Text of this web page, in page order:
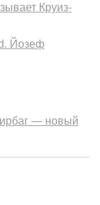
Круиз-
Йозеф
— новый